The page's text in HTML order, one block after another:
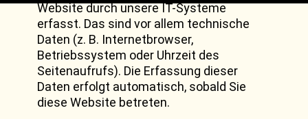
Website durch unsere IT-Systeme
erfasst. Das sind vor allem technische
Daten (z. B. Internetbrowser,
Betriebssystem oder Uhrzeit des
Seitenaufrufs). Die Erfassung dieser
Daten erfolgt automatisch, sobald Sie
diese Website betreten.